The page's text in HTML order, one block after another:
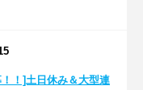
！！]土日休み＆大型連